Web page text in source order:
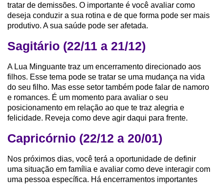
tratar de demissões. O importante é você avaliar como
deseja conduzir a sua rotina e de que forma pode ser mais
produtivo. A sua saúde pode ser afetada.
Sagitário (22/11 a 21/12)
A Lua Minguante traz um encerramento direcionado aos
filhos. Esse tema pode se tratar se uma mudança na vida
do seu filho. Mas esse setor também pode falar de namoro
e romances. É um momento para avaliar o seu
posicionamento em relação ao que te traz alegria e
felicidade. Reveja como deve agir daqui para frente.
Capricórnio (22/12 a 20/01)
Nos próximos dias, você terá a oportunidade de definir
uma situação em família e avaliar como deve interagir com
uma pessoa específica. Há encerramentos importantes